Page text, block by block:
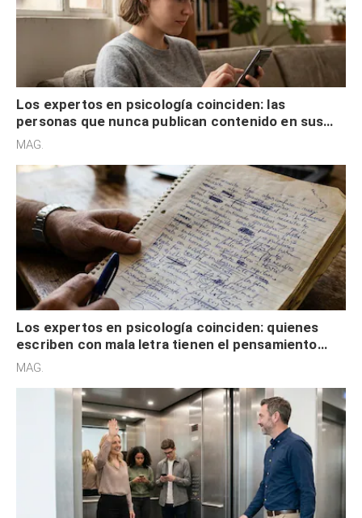
Los expertos en psicología coinciden: las
personas que nunca publican contenido en sus
redes sociales no pretenden buscar validación
MAG.
Los expertos en psicología coinciden: quienes
escriben con mala letra tienen el pensamiento
acelerado y no lo hacen por desinterés
MAG.